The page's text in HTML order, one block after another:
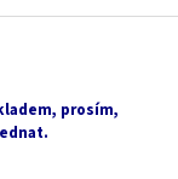
prosím,